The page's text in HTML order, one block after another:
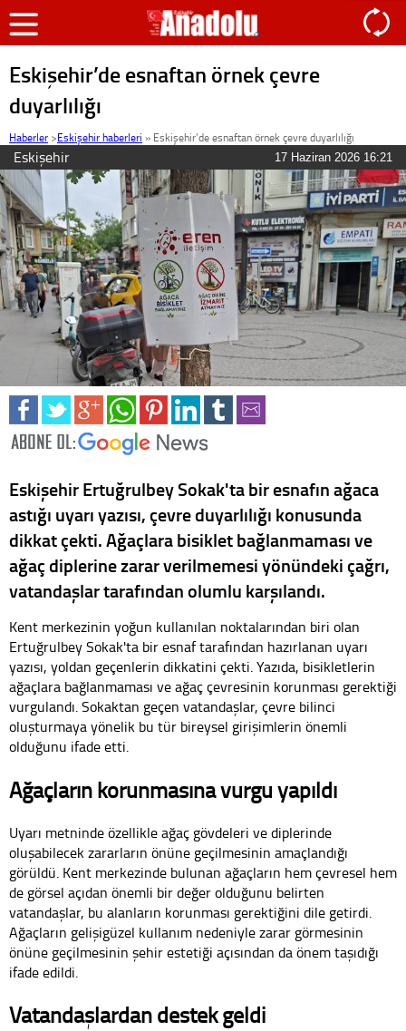
Eskişehir’de esnaftan örnek çevre
duyarlılığı
Haberler >Eskişehir haberleri » Eskişehir’de esnaftan örnek çevre duyarlılığı
Eskişehir 17 Haziran 2026 16:21
Eskişehir Ertuğrulbey Sokak'ta bir esnafın ağaca
astığı uyarı yazısı, çevre duyarlılığı konusunda
dikkat çekti. Ağaçlara bisiklet bağlanmaması ve
ağaç diplerine zarar verilmemesi yönündeki çağrı,
vatandaşlar tarafından olumlu karşılandı.
Kent merkezinin yoğun kullanılan noktalarından biri olan
Ertuğrulbey Sokak'ta bir esnaf tarafından hazırlanan uyarı
yazısı, yoldan geçenlerin dikkatini çekti. Yazıda, bisikletlerin
ağaçlara bağlanmaması ve ağaç çevresinin korunması gerektiği
vurgulandı. Sokaktan geçen vatandaşlar, çevre bilinci
oluşturmaya yönelik bu tür bireysel girişimlerin önemli
olduğunu ifade etti.
Ağaçların korunmasına vurgu yapıldı
Uyarı metninde özellikle ağaç gövdeleri ve diplerinde
oluşabilecek zararların önüne geçilmesinin amaçlandığı
görüldü. Kent merkezinde bulunan ağaçların hem çevresel hem
de görsel açıdan önemli bir değer olduğunu belirten
vatandaşlar, bu alanların korunması gerektiğini dile getirdi.
Ağaçların gelişigüzel kullanım nedeniyle zarar görmesinin
önüne geçilmesinin şehir estetiği açısından da önem taşıdığı
ifade edildi.
Vatandaşlardan destek geldi